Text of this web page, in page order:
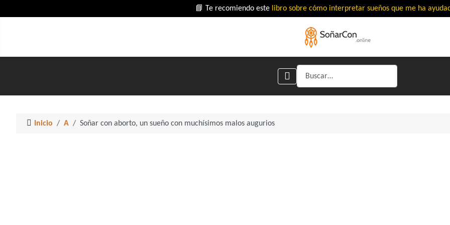
📘 Te recomiendo este libro sobre cómo interpretar sueños que me ha
Buscar
Inicio A Soñar con aborto, un sueño con muchísimos malos augurios